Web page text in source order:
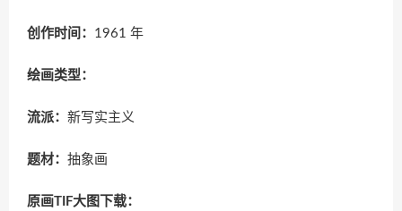
创作时间： 1961 年
绘画类型：
流派： 新写实主义
题材： 抽象画
原画TIF大图下载：